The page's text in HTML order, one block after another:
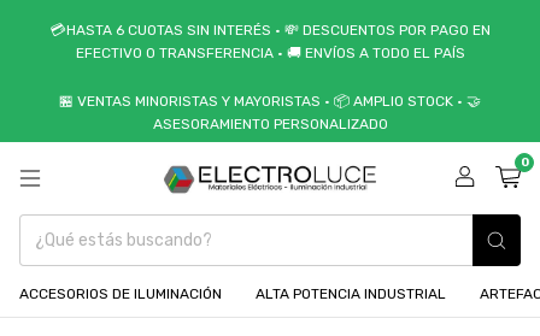
💳HASTA 6 CUOTAS SIN INTERÉS • 💸 DESCUENTOS POR PAGO EN
EFECTIVO O TRANSFERENCIA • 🚚 ENVÍOS A TODO EL PAÍS
🏪 VENTAS MINORISTAS Y MAYORISTAS • 📦 AMPLIO STOCK • 🤝
ASESORAMIENTO PERSONALIZADO
0
ACCESORIOS DE ILUMINACIÓN ALTA POTENCIA INDUSTRIAL